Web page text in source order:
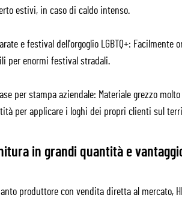
estivi, in caso di caldo intenso.
e festival dell'orgoglio LGBTQ+:
per enormi festival stradali.
per stampa aziendale: Materiale grezzo
per applicare i loghi dei propri clienti sul
in grandi quantità e
produttore con vendita diretta al mercato,